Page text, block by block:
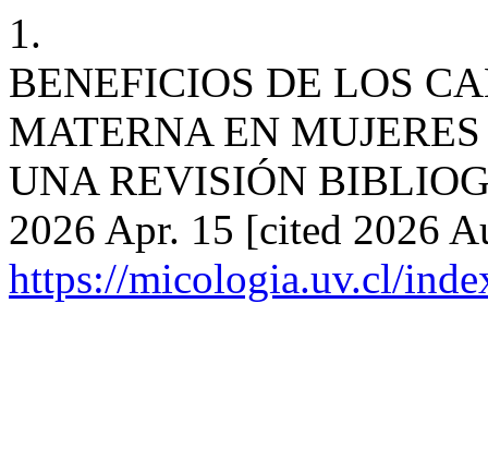
1.
BENEFICIOS DE LOS
MATERNA EN
UNA REVISIÓN
2026 Apr. 15 [cited 2026
https://micologia.uv.cl/